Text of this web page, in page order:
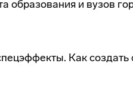
образования и вузов
Как создать